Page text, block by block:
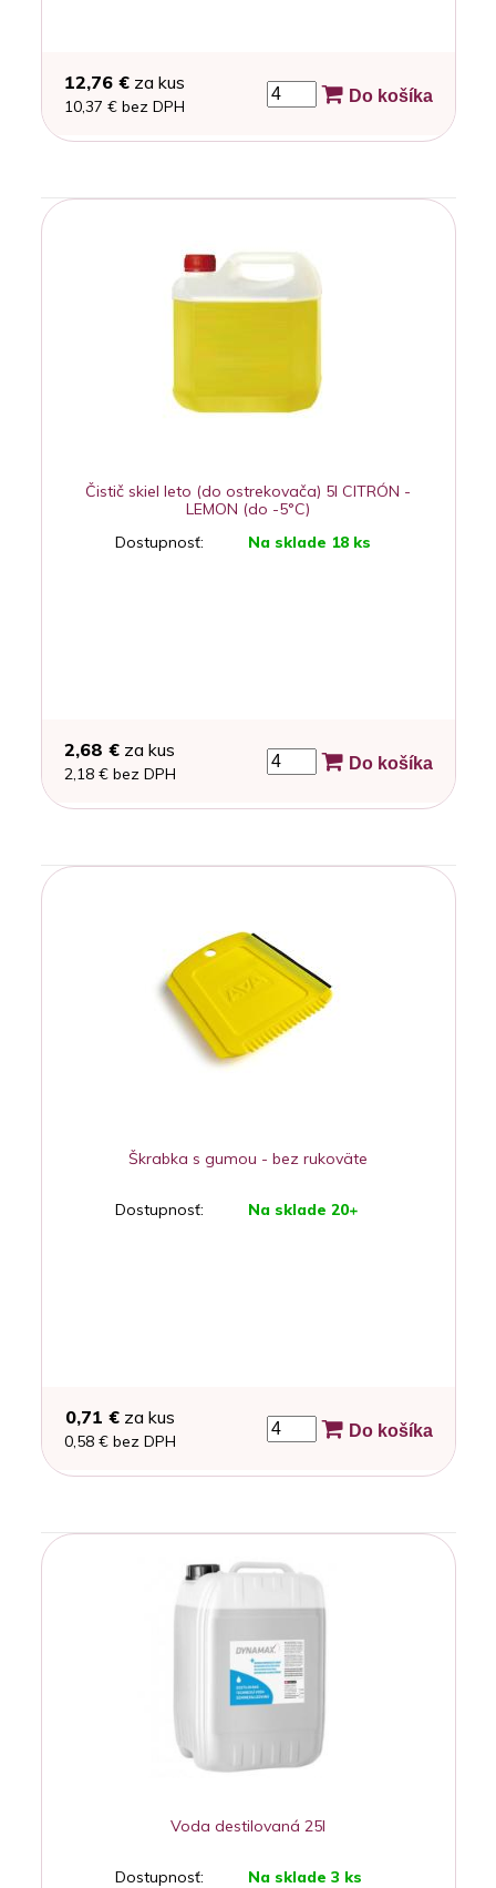
12,76 €za kus
10,37 € bez DPH
Do košíka
Čistič skiel leto (do ostrekovača) 5l CITRÓN -
LEMON (do -5°C)
Dostupnosť:
Na sklade 18 ks
2,68 € za kus
2,18 € bez DPH
Do košíka
Škrabka s gumou - bez rukoväte
Dostupnosť: Na sklade 20+
0,71 €za kus
0,58 € bez DPH
Do košíka
Voda destilovaná 25l
Dostupnosť: Na sklade 3 ks